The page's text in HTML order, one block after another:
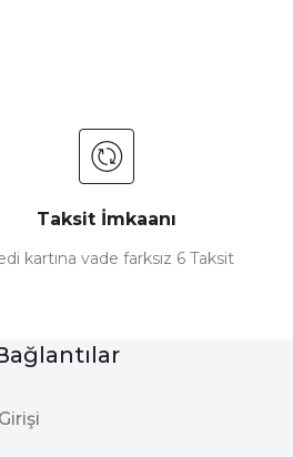
Taksit İmkaanı
kartına vade farksız 6 Taksit